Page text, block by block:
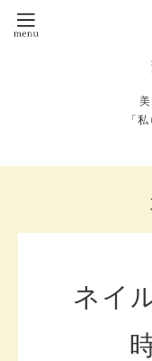
「
ネイ